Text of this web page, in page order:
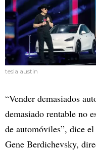
tesla austin
“Vender demasiados
demasiado rentable no
de automóviles”, dice
Gene Berdichevsky,